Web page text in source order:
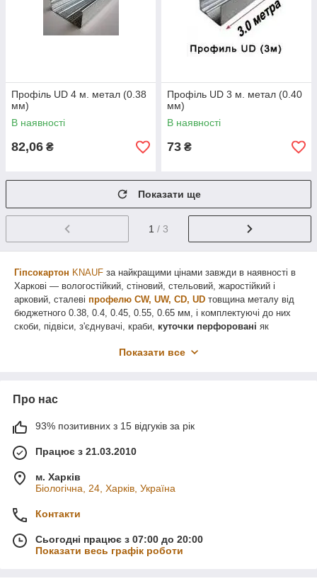
Профіль UD 4 м. метал (0.38
мм)
В наявності
82,06 ₴
Профіль UD 3 м. метал (0.40
мм)
В наявності
73 ₴
Показати ще
1 / 3
Гіпсокартон KNAUF за найкращими цінами завжди в наявності в
Харкові — вологостійкий, стіновий, стельовий, жаростійкий і
арковий, сталеві профелю CW, UW, СD, UD товщина металу від
бюджетного 0.38, 0.4, 0.45, 0.55, 0.65 мм, і комплектуючі до них
скоби, підвіси, з'єднувачі, краби, куточки перфоровані як
― саморіз для металу, дерева, ТДН (кріпеж
шумоізоляції, все легко купити гіпсокартон із доставкою від
Інвестор стрункий за цінами виробника.
Показати все
Про нас
93% позитивних з 15 відгуків за рік
Працює з 21.03.2010
м. Харків
Біологічна, 24, Харків, Україна
Контакти
Сьогодні працює з 07:00 до 20:00
Показати весь графік роботи